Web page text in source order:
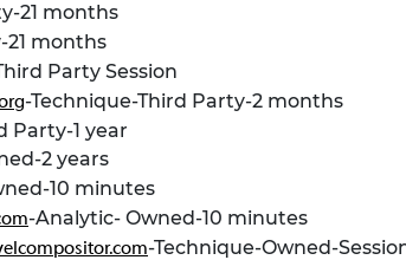
21 months
21 months
Party Session
-Technique-Third Party-2 months
Party-1 year
2 years
10 minutes
-Analytic- Owned-10 minutes
-Technique-Owned-